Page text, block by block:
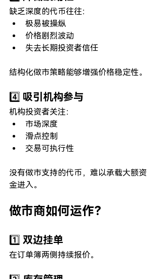
缺乏深度的代币往往：
极易被操纵
价格剧烈波动
失去长期投资者信任
结构化做市策略能够增强价格稳定性。
4️⃣ 吸引机构参与
机构投资者关注：
市场深度
滑点控制
交易可执行性
没有做市支持的代币，难以承载大额资
金进入。
做市商如何运作？
1️⃣ 双边挂单
在订单簿两侧持续报价。